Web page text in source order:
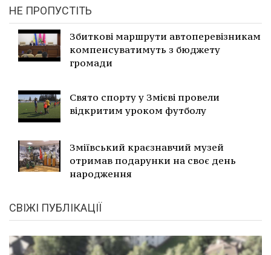
НЕ ПРОПУСТІТЬ
Збиткові маршрути автоперевізникам
компенсуватимуть з бюджету
громади
Свято спорту у Змієві провели
відкритим уроком футболу
Зміївський краєзнавчий музей
отримав подарунки на своє день
народження
СВІЖІ ПУБЛІКАЦІЇ